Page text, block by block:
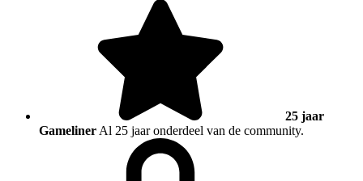
25 jaar
Gameliner Al 25 jaar onderdeel van de community.